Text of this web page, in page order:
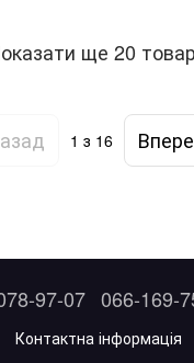
ще 20
1 з 16
97-07 066-169-
Контактна інформація